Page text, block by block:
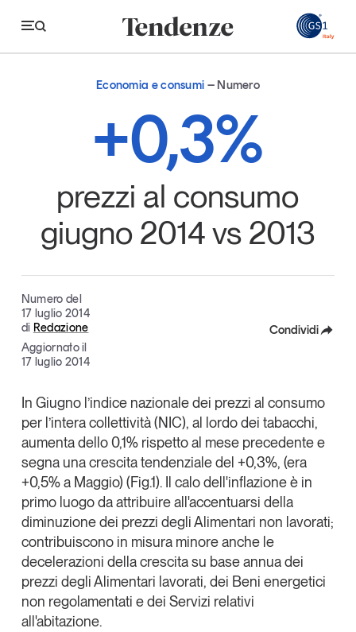
Tendenze
Economia e consumi
Logistica
Retail e brand
Sostenibilità
Grandi temi
Magazine
Articoli
Opinioni
Dossier
Il Numero
Interviste
Comunicati stampa
Video
Podcast
Eventi e formazione
Tutti gli appuntamenti
Economia e consumi Numero
+0,3%
prezzi al consumo
giugno 2014 vs 2013
Numero del
17 luglio 2014
di Redazione
Aggiornato il
17 luglio 2014
Condividi
Linkedin
Copia Link
In Giugno l’indice nazionale dei prezzi al consumo
per l’intera collettività (NIC), al lordo dei tabacchi,
aumenta dello 0,1% rispetto al mese precedente e
segna una crescita tendenziale del +0,3%, (era
+0,5% a Maggio) (Fig.1). Il calo dell'inflazione è in
primo luogo da attribuire all'accentuarsi della
diminuzione dei prezzi degli Alimentari non lavorati;
contribuiscono in misura minore anche le
decelerazioni della crescita su base annua dei
prezzi degli Alimentari lavorati, dei Beni energetici
non regolamentati e dei Servizi relativi
all'abitazione.